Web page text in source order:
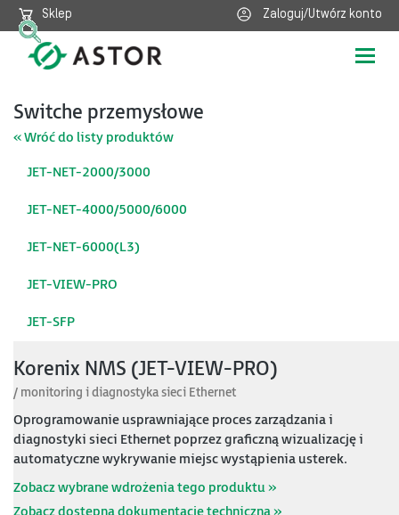
Sklep Zaloguj/Utwórz konto
Switche przemysłowe
« Wróć do listy produktów
JET-NET-2000/3000
JET-NET-4000/5000/6000
JET-NET-6000(L3)
JET-VIEW-PRO
JET-SFP
Korenix NMS (JET-VIEW-PRO)
/ monitoring i diagnostyka sieci Ethernet
Oprogramowanie usprawniające proces zarządzania i
diagnostyki sieci Ethernet poprzez graficzną wizualizację i
automatyczne wykrywanie miejsc wystąpienia usterek.
Zobacz wybrane wdrożenia tego produktu »